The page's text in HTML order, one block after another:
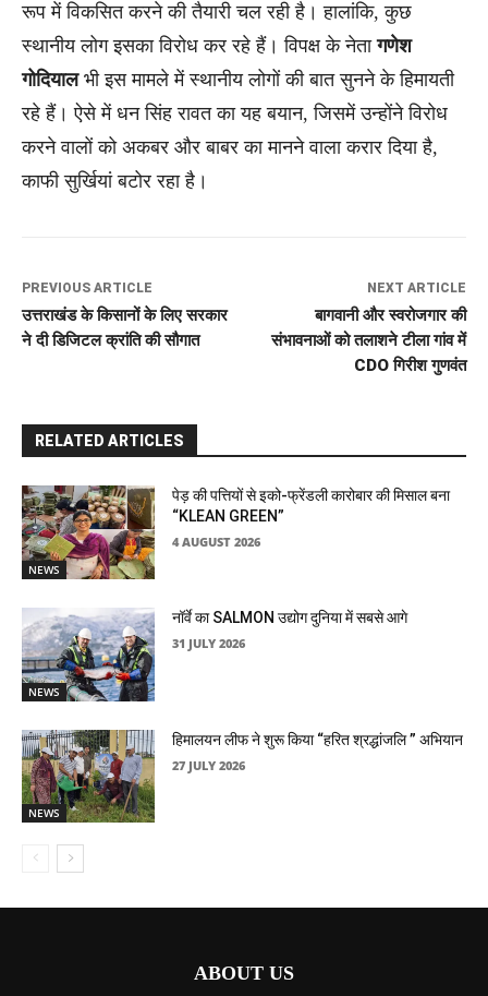
रूप में विकसित करने की तैयारी चल रही है। हालांकि, कुछ
स्थानीय लोग इसका विरोध कर रहे हैं। विपक्ष के नेतागणेश
गोदियालभी इस मामले में स्थानीय लोगों की बात सुनने के हिमायती
रहे हैं। ऐसे में धन सिंह रावत का यह बयान, जिसमें उन्होंने विरोध
करने वालों को अकबर और बाबर का मानने वाला करार दिया है,
काफी सुर्खियां बटोर रहा है।
PREVIOUS ARTICLE
उत्तराखंड के किसानों के लिए सरकार
ने दी डिजिटल क्रांति की सौगात
NEXT ARTICLE
बागवानी और स्वरोजगार की
संभावनाओं को तलाशने टीला गांव में
CDO गिरीश गुणवंत
RELATED ARTICLES
NEWS
पेड़ की पत्तियों से इको-फ्रेंडली कारोबार की मिसाल बना
“KLEAN GREEN”
4 AUGUST 2026
NEWS
नॉर्वे का SALMON उद्योग दुनिया में सबसे आगे
31 JULY 2026
NEWS
हिमालयन लीफ ने शुरू किया “हरित श्रद्धांजलि ” अभियान
27 JULY 2026
ABOUT US